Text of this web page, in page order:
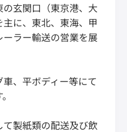
玄関口（東京港、大
に、東北、東海、甲
ラー輸送の営業を展
、平ボディー等にて
製紙類の配送及び飲